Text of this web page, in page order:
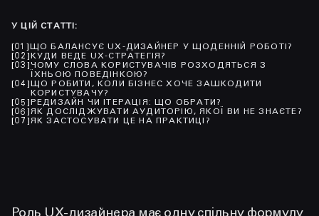
У ЦІЙ СТАТТІ:
[01 ] ЩО БАЛАНСУЄ UX-ДИЗАЙНЕР У ЩОДЕННІЙ РОБОТІ?
[02 ] КУДИ ВЕДЕ UX-СТРАТЕГІЯ?
[03 ]ЧОМУ СЛОВА КОРИСТУВАЧІВ РОЗХОДЯТЬСЯ З
ЇХНЬОЮ ПОВЕДІНКОЮ?
[04 ] ЩО РОБИТИ, КОЛИ БІЗНЕС ХОЧЕ ЗАШКОДИТИ
КОРИСТУВАЧУ?
[05 ] РЕДИЗАЙН ЧИ ІТЕРАЦІЯ: ЩО ОБРАТИ?
[06 ]ЯК ДОСЛІДЖУВАТИ АУДИТОРІЮ, ЯКОЇ ВИ НЕ ЗНАЄТЕ?
[07 ]ЯК ЗАСТОСУВАТИ ЦЕ НА ПРАКТИЦІ?